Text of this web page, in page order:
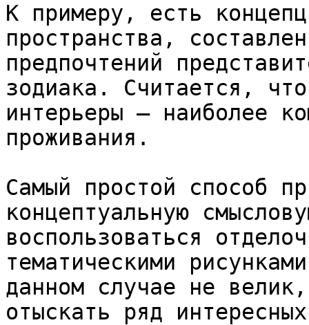
К примеру, есть
пространства,
предпочтений
зодиака. Считается,
интерьеры – наиболее
проживания.
Самый простой способ
концептуальную
воспользоваться
тематическими
данном случае не
отыскать ряд